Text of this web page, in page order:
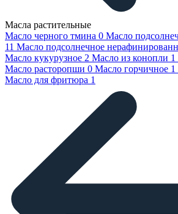
Масла растительные
Масло черного тмина 0 Масло
11 Масло подсолнечное
Масло кукурузное 2 Масло из конопли 1
Масло расторопши 0 Масло горчичное 1
Масло для фритюра 1